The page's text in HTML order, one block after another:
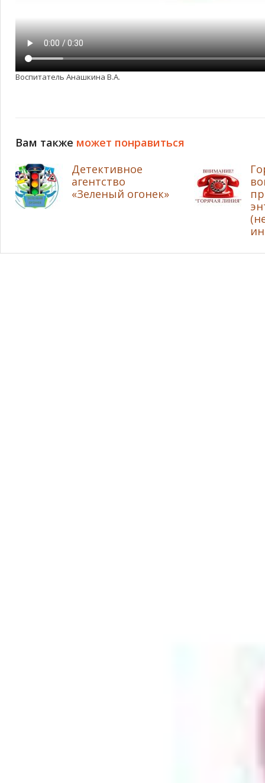
Воспитатель Анашкина В.А.
Вам также может понравиться
Детективное
агентство
«Зеленый огонек»